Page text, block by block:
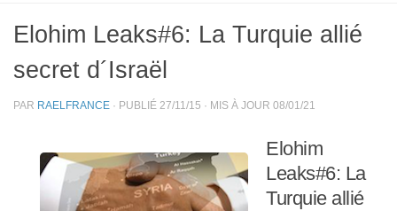
Elohim Leaks#6: La Turquie allié
secret d´Israël
PAR RAELFRANCE · PUBLIÉ 27/11/15 · MIS À JOUR 08/01/21
Elohim
Leaks#6: La
Turquie allié